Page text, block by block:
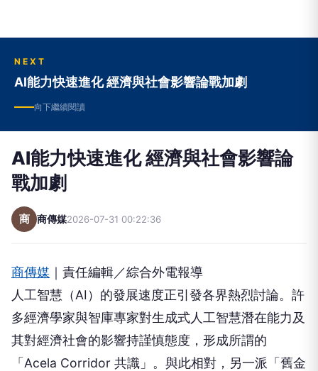
NEXT
AI能力快速進化 經濟與社會影響論戰加劇
向下繼續閱讀
AI能力快速進化 經濟與社會影響論
戰加劇
商 商傳媒2026-07-31 00:22:36
商傳媒 ｜責任編輯／綜合外電報導
人工智慧（AI）的發展速度正引發各界熱烈討論。許
多經濟學家與智庫專家對生成式人工智慧潛在能力及
其對經濟社會的影響持謹慎態度，形成所謂的
「Acela Corridor 共識」。與此相對，另一派「舊金